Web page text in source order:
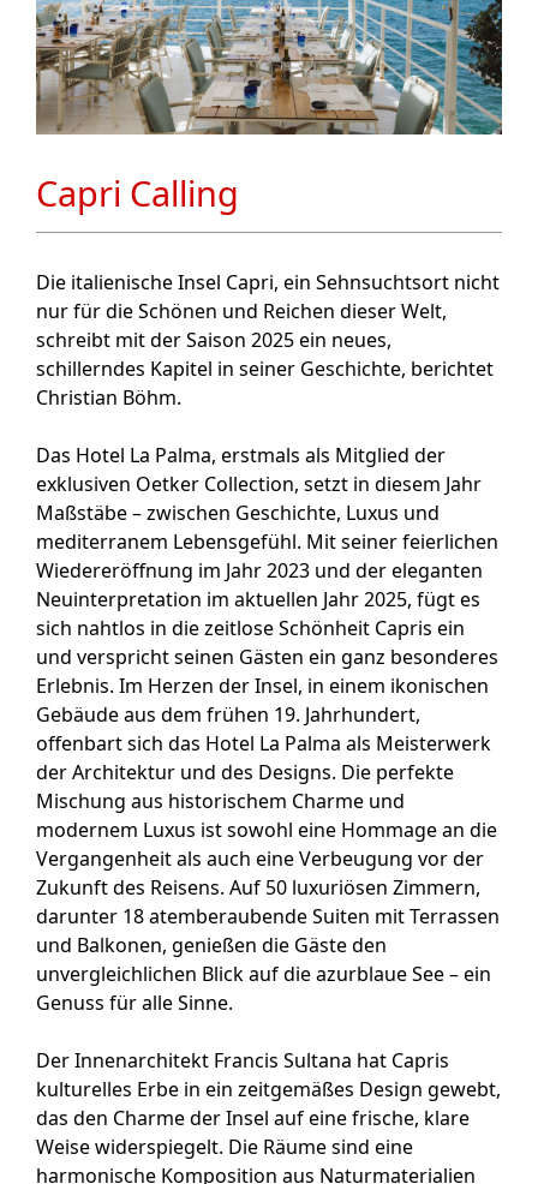
Capri Calling
Die italienische Insel Capri, ein Sehnsuchtsort nicht
nur für die Schönen und Reichen dieser Welt,
schreibt mit der Saison 2025 ein neues,
schillerndes Kapitel in seiner Geschichte, berichtet
Christian Böhm.
Das Hotel La Palma, erstmals als Mitglied der
exklusiven Oetker Collection, setzt in diesem Jahr
Maßstäbe – zwischen Geschichte, Luxus und
mediterranem Lebensgefühl. Mit seiner feierlichen
Wiedereröffnung im Jahr 2023 und der eleganten
Neuinterpretation im aktuellen Jahr 2025, fügt es
sich nahtlos in die zeitlose Schönheit Capris ein
und verspricht seinen Gästen ein ganz besonderes
Erlebnis. Im Herzen der Insel, in einem ikonischen
Gebäude aus dem frühen 19. Jahrhundert,
offenbart sich das Hotel La Palma als Meisterwerk
der Architektur und des Designs. Die perfekte
Mischung aus historischem Charme und
modernem Luxus ist sowohl eine Hommage an die
Vergangenheit als auch eine Verbeugung vor der
Zukunft des Reisens. Auf 50 luxuriösen Zimmern,
darunter 18 atemberaubende Suiten mit Terrassen
und Balkonen, genießen die Gäste den
unvergleichlichen Blick auf die azurblaue See – ein
Genuss für alle Sinne.
Der Innenarchitekt Francis Sultana hat Capris
kulturelles Erbe in ein zeitgemäßes Design gewebt,
das den Charme der Insel auf eine frische, klare
Weise widerspiegelt. Die Räume sind eine
harmonische Komposition aus Naturmaterialien